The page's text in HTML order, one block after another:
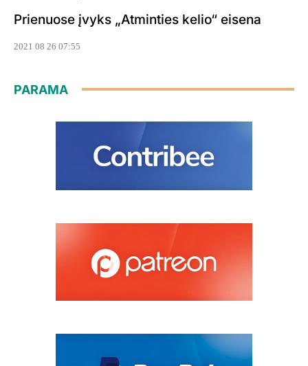
Prienuose įvyks „Atminties kelio“ eisena
2021 08 26 07:55
PARAMA